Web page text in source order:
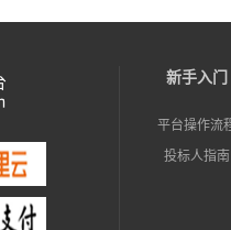
新手入门
平台操作流
投标人指南